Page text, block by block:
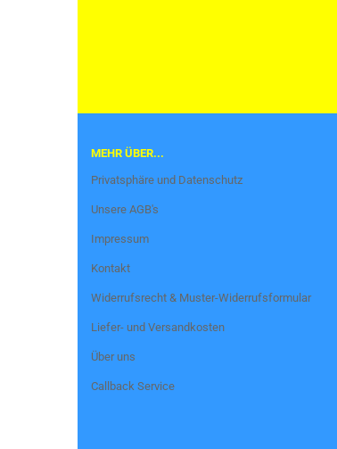
MEHR ÜBER...
Privatsphäre und Datenschutz
Unsere AGB's
Impressum
Kontakt
Widerrufsrecht & Muster-Widerrufsformular
Liefer- und Versandkosten
Über uns
Callback Service